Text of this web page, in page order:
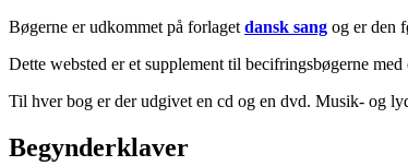
Bøgerne er udkommet på forlaget dansk sang og er den
Dette websted er et supplement til becifringsbøgerne
Til hver bog er der udgivet en cd og en dvd. Musik- og
Begynderklaver